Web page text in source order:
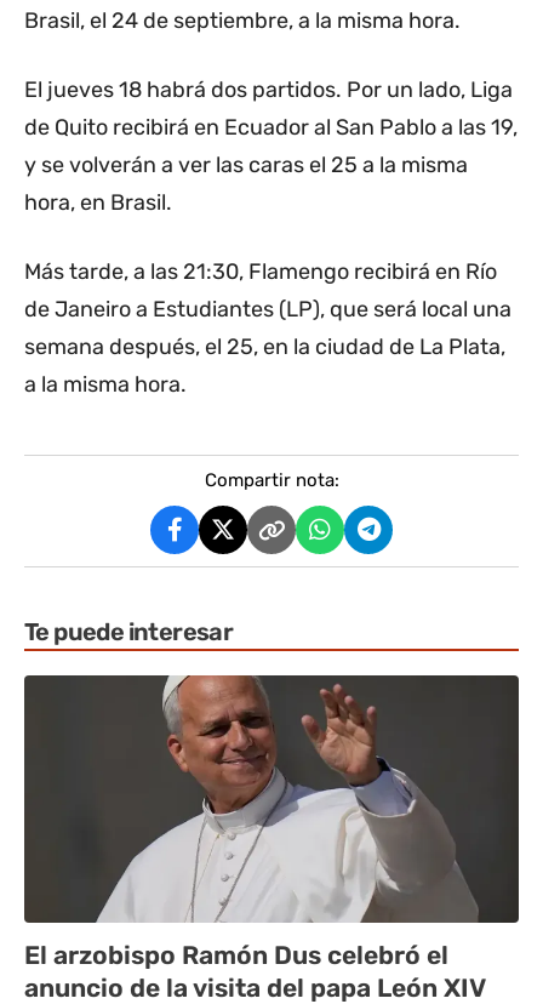
Brasil, el 24 de septiembre, a la misma hora.
El jueves 18 habrá dos partidos. Por un lado, Liga
de Quito recibirá en Ecuador al San Pablo a las 19,
y se volverán a ver las caras el 25 a la misma
hora, en Brasil.
Más tarde, a las 21:30, Flamengo recibirá en Río
de Janeiro a Estudiantes (LP), que será local una
semana después, el 25, en la ciudad de La Plata,
a la misma hora.
Compartir nota:
Te puede interesar
El arzobispo Ramón Dus celebró el
anuncio de la visita del papa León XIV